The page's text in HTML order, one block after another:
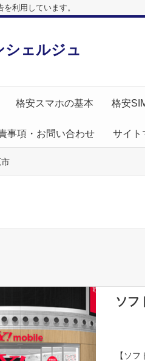
利用しています。
シェルジュ
格安スマホの基本 格安
事項・お問い合わせ サイト
ソフ
【ソ